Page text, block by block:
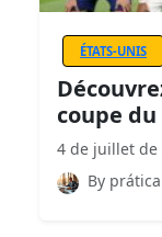
ÉTATS-UNIS
coupe
4 de juillet de
By prática